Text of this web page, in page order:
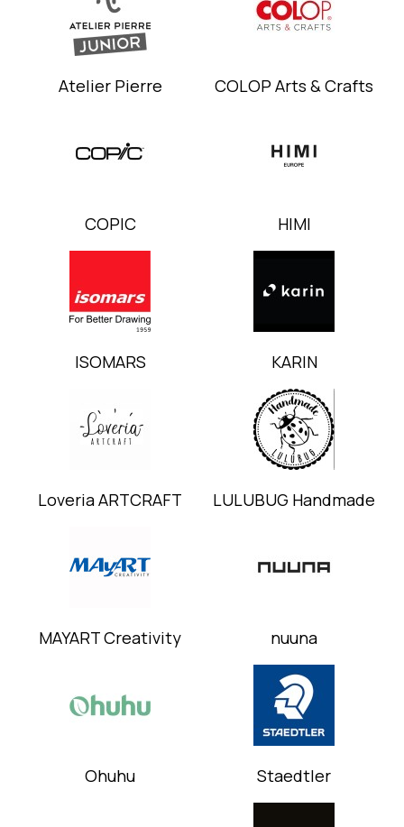
Atelier Pierre COLOP Arts & Crafts
COPIC HIMI
ISOMARS KARIN
Loveria ARTCRAFT LULUBUG Handmade
MAYART Creativity nuuna
Ohuhu Staedtler